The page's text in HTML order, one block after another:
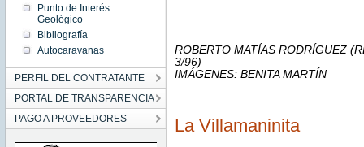
Punto de Interés
Geológico
Bibliografía
Autocaravanas
PERFIL DEL CONTRATANTE
PORTAL DE TRANSPARENCIA
PAGO A PROVEEDORES
ROBERTO MATÍAS RODRÍGUEZ
3/96)
IMÁGENES: BENITA MARTÍN
La Villamaninita